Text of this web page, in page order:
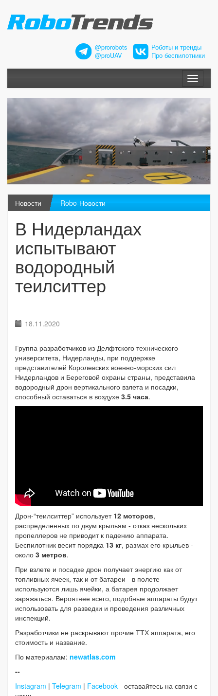
@prorobots
@proUAV
Роботы и тренды
Про беспилотники
Меню
Новости Robo-Новости
В Нидерландах
испытывают
водородный
теилситтер
18.11.2020
Группа разработчиков из Делфтского технического
университета, Нидерланды, при поддержке
представителей Королевских военно-морских сил
Нидерландов и Береговой охраны страны, представила
водородный дрон вертикального взлета и посадки,
способный оставаться в воздухе 3.5 часа.
Дрон-“теилситтер” использует 12 моторов,
распределенных по двум крыльям - отказ нескольких
пропеллеров не приводит к падению аппарата.
Беспилотник весит порядка 13 кг, размах его крыльев -
около 3 метров.
При взлете и посадке дрон получает энергию как от
топливных ячеек, так и от батареи - в полете
используются лишь ячейки, а батарея продолжает
заряжаться. Вероятнее всего, подобные аппараты будут
использовать для разведки и проведения различных
инспекций.
Разработчики не раскрывают прочие ТТХ аппарата, его
стоимость и название.
По материалам: newatlas.com
--
Instagram | Telegram | Facebook - оставайтесь на связи с